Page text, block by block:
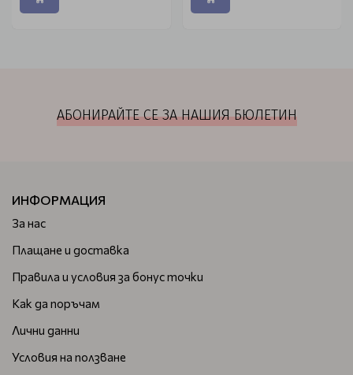
АБОНИРАЙТЕ СЕ ЗА НАШИЯ БЮЛЕТИН
ИНФОРМАЦИЯ
За нас
Плащане и доставка
Правила и условия за бонус точки
Как да поръчам
Лични данни
Условия на ползване